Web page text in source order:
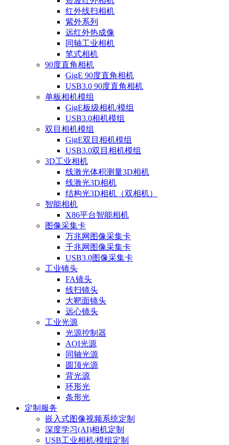
红外线扫相机
紫外系列
远红外热成像
同轴工业相机
笔式相机
90度直角相机
GigE 90度直角相机
USB3.0 90度直角相机
单板相机模组
GigE板级相机/模组
USB3.0相机模组
双目相机模组
GigE双目相机模组
USB3.0双目相机模组
3D工业相机
线激光体积测量3D相机
线激光3D相机
结构光3D相机（双相机）
智能相机
X86平台智能相机
图像采集卡
万兆网图像采集卡
千兆网图像采集卡
USB3.0图像采集卡
工业镜头
FA镜头
线扫镜头
大靶面镜头
远心镜头
工业光源
光源控制器
AOI光源
同轴光源
圆顶光源
背光源
环形光
条形光
定制服务
嵌入式图像视频系统定制
深度学习(AI)相机定制
USB工业相机/模组定制